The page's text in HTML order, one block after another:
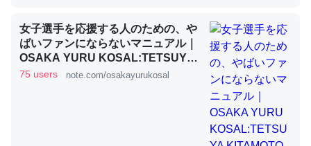
ウチもEchoを実家に置いて４年。でたまに覗いてる。ぼ
ちぼちRingも置こうかと画策中。あと、Googleマップで
位置情報を共有してる。電池残量や充電中かが分かるので
─たまにLINEするくらいだった遠方の父67歳と僕。ITツール導入で
コミュニケーションが劇的に変化した｜tayorini by LIFULL介護
女子選手を応援する人のための、や
ばいファンにならないマニュアル｜
OSAKA YURU KOSAL:TETSUYA
KITAMOTO
75 users note.com/osakayurukosal